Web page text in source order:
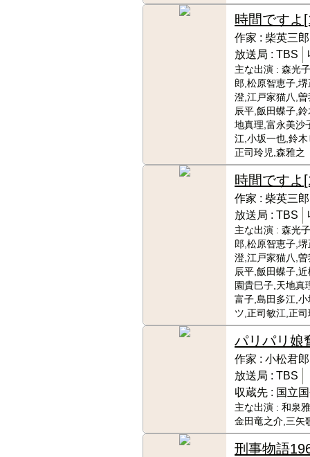
時間ですよ
作家 : 柴英三郎
放送局 : TBS
主な出演 : 森光
郎,松原智恵子,
澄,江戸家猫八,
辰平,飯田蝶子,
地真理,富永美沙
江,小坂一也,鈴
正司玲児,森雅之
時間ですよ
作家 : 柴英三郎
放送局 : TBS
主な出演 : 森光
郎,松原智恵子,
澄,江戸家猫八,
辰平,飯田蝶子,
園貴巳子,天地真
富子,島田多江,
ツ,正司敏江,正
パリパリ娘
作家 : 小松君郎
放送局 : TBS
収蔵先 : 国立
主な出演 : 和泉
金田竜之介,三矢
刑事物語